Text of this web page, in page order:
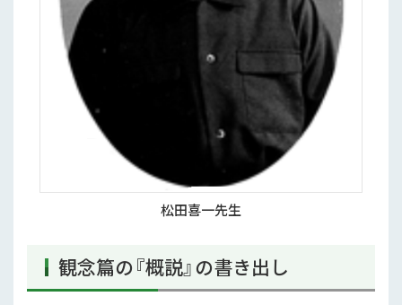
松田喜一先生
観念篇の『概説』の書き出し